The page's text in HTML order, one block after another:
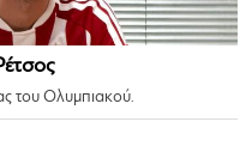
του Ολυμπιακού.